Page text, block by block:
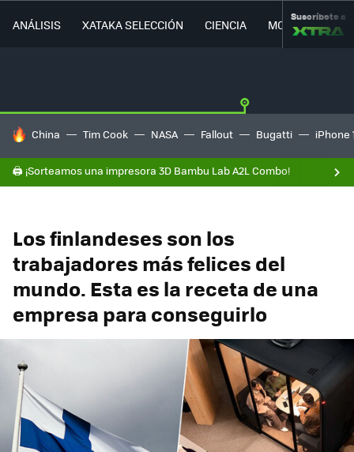
ANÁLISIS XATAKA SELECCIÓN CIENCIA MOVILIDAD
Suscríbete a
HOY SE HABLA DE
China Tim Cook NASA Fallout Bugatti iPhone
🖨️ ¡Sorteamos una impresora 3D Bambu Lab A2L Combo!
Los finlandeses son los
trabajadores más felices del
mundo. Esta es la receta de una
empresa para conseguirlo